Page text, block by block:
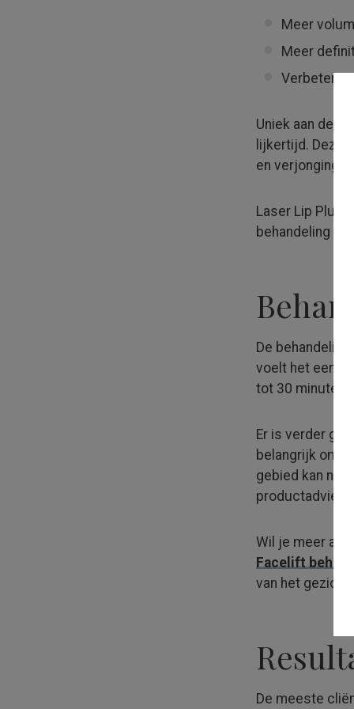
Meer
Meer
Uniek aan de
lijker­tijd. Deze
en verjonging
Laser Lip
behande­ling
De
voelt het een
tot 30 minuten
Er is verder
belangrijk om
gebied kan
product­advies.
Wil je meer
Facelift
van het gezicht
De meeste